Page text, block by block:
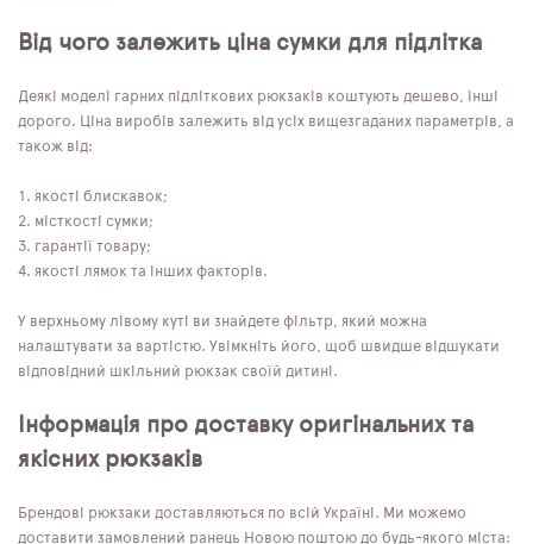
Від чого залежить ціна сумки для підлітка
Деякі моделі гарних підліткових рюкзаків коштують дешево, інші
дорого. Ціна виробів залежить від усіх вищезгаданих параметрів, а
також від:
якості блискавок;
місткості сумки;
гарантії товару;
якості лямок та інших факторів.
У верхньому лівому куті ви знайдете фільтр, який можна
налаштувати за вартістю. Увімкніть його, щоб швидше відшукати
відповідний шкільний рюкзак своїй дитині.
Інформація про доставку оригінальних та
якісних рюкзаків
Брендові рюкзаки доставляються по всій Україні. Ми можемо
доставити замовлений ранець Новою поштою до будь-якого міста: